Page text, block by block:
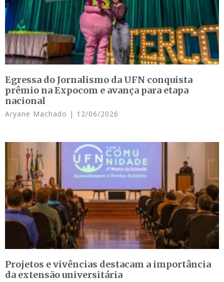
Egressa do Jornalismo da UFN conquista
prêmio na Expocom e avança para etapa
nacional
Aryane Machado 12/06/2026
Projetos e vivências destacam a importância
da extensão universitária